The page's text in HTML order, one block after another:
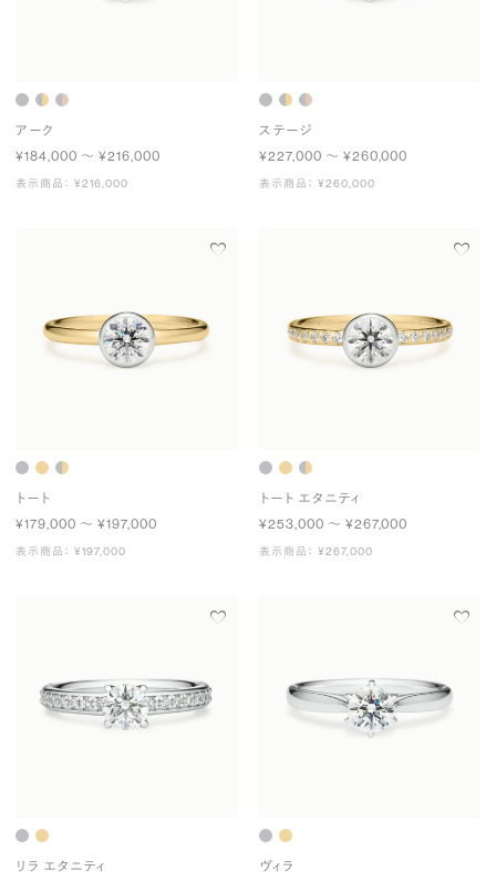
アーク
¥184,000 〜 ¥216,000
表示商品： ¥216,000
ステージ
¥227,000 〜 ¥260,000
表示商品： ¥260,000
トート
¥179,000 〜 ¥197,000
表示商品： ¥197,000
トート エタニティ
¥253,000 〜 ¥267,000
表示商品： ¥267,000
リラ エタニティ ヴィラ